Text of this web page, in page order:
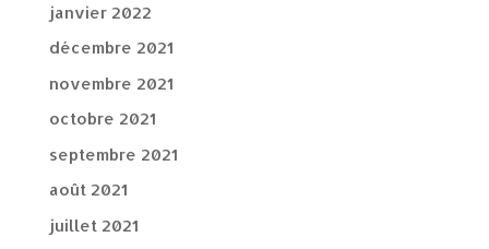
janvier 2022
décembre 2021
novembre 2021
octobre 2021
septembre 2021
août 2021
juillet 2021